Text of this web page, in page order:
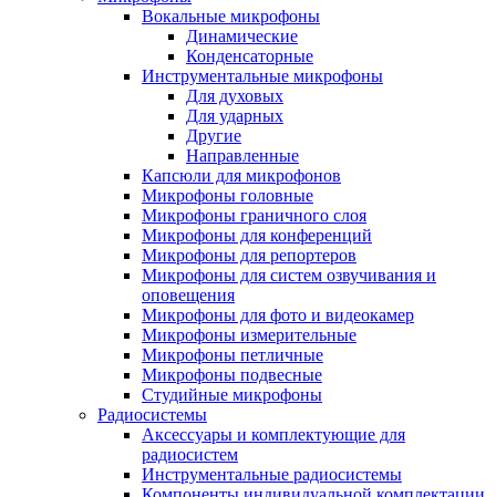
Вокальные микрофоны
Динамические
Конденсаторные
Инструментальные микрофоны
Для духовых
Для ударных
Другие
Направленные
Капсюли для микрофонов
Микрофоны головные
Микрофоны граничного слоя
Микрофоны для конференций
Микрофоны для репортеров
Микрофоны для систем озвучивания и
оповещения
Микрофоны для фото и видеокамер
Микрофоны измерительные
Микрофоны петличные
Микрофоны подвесные
Студийные микрофоны
Радиосистемы
Аксессуары и комплектующие для
радиосистем
Инструментальные радиосистемы